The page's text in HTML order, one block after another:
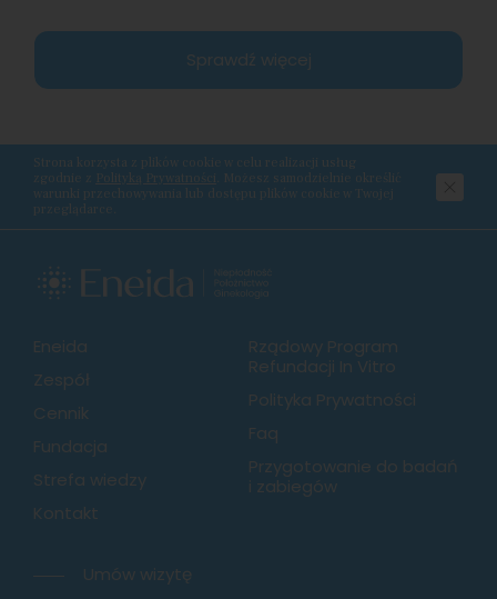
Sprawdź więcej
Strona korzysta z plików cookie w celu realizacji usług
zgodnie z Polityką Prywatności . Możesz samodzielnie określić
warunki przechowywania lub dostępu plików cookie w Twojej
przeglądarce.
Eneida
Zespół
Cennik
Fundacja
Strefa wiedzy
Kontakt
Rządowy Program
Refundacji In Vitro
Polityka Prywatności
Faq
Przygotowanie do badań
i zabiegów
Umów wizytę